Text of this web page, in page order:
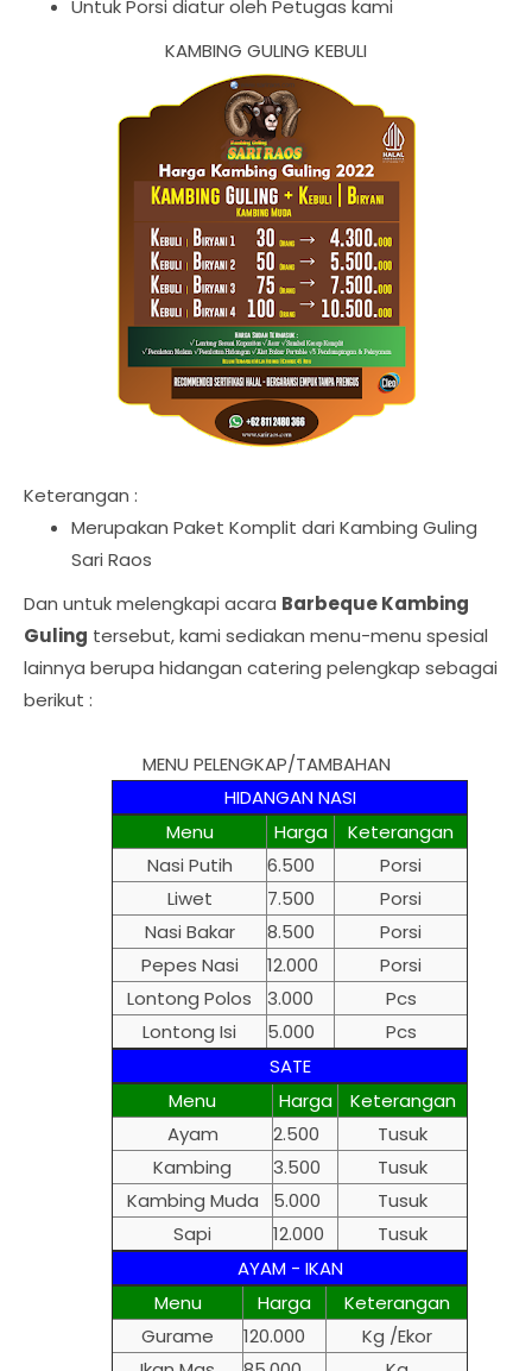
Untuk Porsi diatur oleh Petugas kami
KAMBING GULING KEBULI
Keterangan :
Merupakan Paket Komplit dari Kambing Guling
Sari Raos
Dan untuk melengkapi acara Barbeque Kambing
Guling tersebut, kami sediakan menu-menu spesial
lainnya berupa hidangan catering pelengkap sebagai
berikut :
MENU PELENGKAP/TAMBAHAN
HIDANGAN NASI
Menu
Harga
Keterangan
Nasi Putih
6.500
Porsi
Liwet
7.500
Porsi
Nasi Bakar
8.500
Porsi
Pepes Nasi
12.000
Porsi
Lontong Polos
3.000
Pcs
Lontong Isi
5.000
Pcs
SATE
Menu
Harga
Keterangan
Ayam
2.500
Tusuk
Kambing
3.500
Tusuk
Kambing Muda
5.000
Tusuk
Sapi
12.000
Tusuk
AYAM - IKAN
Menu
Harga
Keterangan
Gurame
120.000
Kg /Ekor